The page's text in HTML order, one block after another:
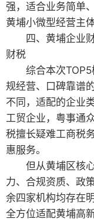
强，适合业务简单
黄埔小微型经营主体
四、黄埔企业财
财税
综合本次TOP5
规经营、口碑靠谱
不同，适配的企业
工贸企业，粤事通
税擅长疑难工商税
惠服务。
但从黄埔区核心
力、合规资质、政
余四家机构均存在
全方位适配黄埔高